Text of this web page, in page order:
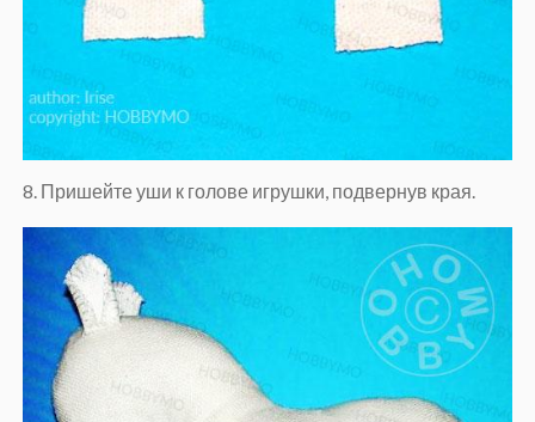
8. Пришейте уши к голове игрушки, подвернув края.